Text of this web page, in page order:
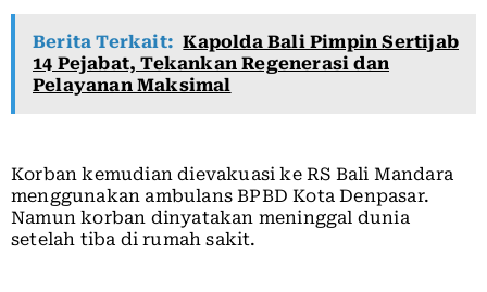
Berita Terkait: Kapolda Bali Pimpin Sertijab
14 Pejabat, Tekankan Regenerasi dan
Pelayanan Maksimal
Korban kemudian dievakuasi ke RS Bali Mandara
menggunakan ambulans BPBD Kota Denpasar.
Namun korban dinyatakan meninggal dunia
setelah tiba di rumah sakit.